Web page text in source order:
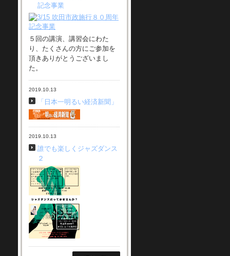
記念事業
５回の講演、講習会にわた
り、たくさんの方にご参加を
頂きありがとうございまし
た。
2019.10.13
「日本一明るい経済新聞」
2019.10.13
誰でも楽しくジャズダンス
２